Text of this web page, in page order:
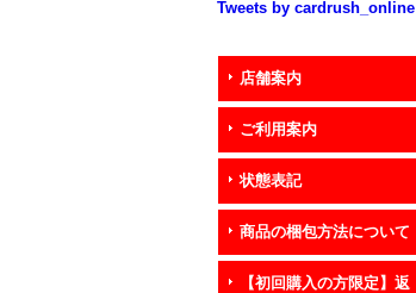
Tweets by cardrush_online
店舗案内
ご利用案内
状態表記
商品の梱包方法について
【初回購入の方限定】返